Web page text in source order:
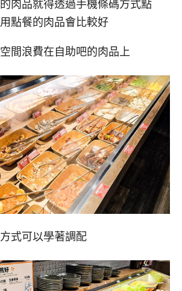
肉品就得透過手機條碼方式點
點餐的肉品會比較好
間浪費在自助吧的肉品上
式可以學著調配